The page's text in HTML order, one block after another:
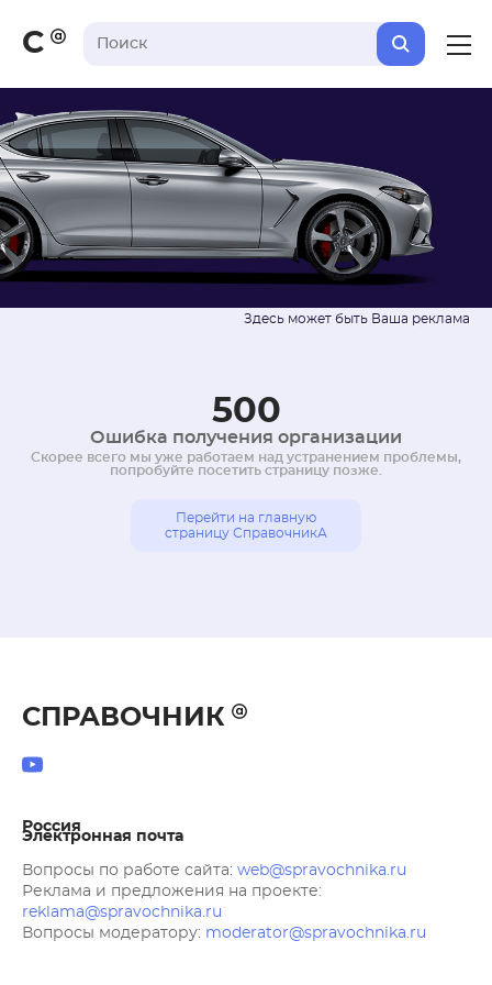
С
500
Ошибка получения организации
Скорее всего мы уже работаем над устранением проблемы,
попробуйте посетить страницу позже.
Перейти на главную
страницу СправочникА
СПРАВОЧНИК
Россия
Электронная почта
Вопросы по работе сайта: web@spravochnika.ru
Реклама и предложения на проекте:
reklama@spravochnika.ru
Вопросы модератору: moderator@spravochnika.ru